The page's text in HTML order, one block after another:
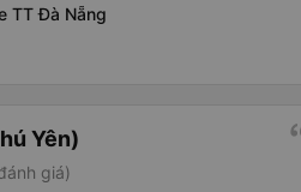
TT Đà Nẵng
Yên)
giá)